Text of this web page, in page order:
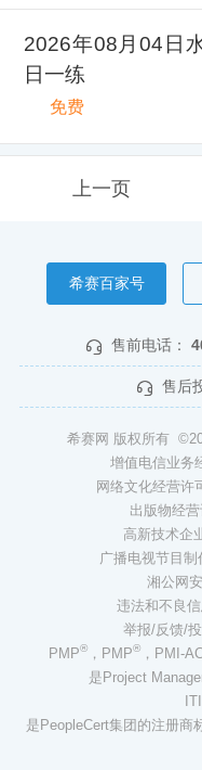
2026年08月04日
日一练
免费
上一页
希赛百家号
售前电话：
售后
希赛网 版权所有
增值电信业务
网络文化经营许
出版物经
高新技术企
广播电视节目
湘公网
违法和不良
举报/反馈/
PMP®，PMP®，PMI-
是Project
是PeopleCert集团的注册商